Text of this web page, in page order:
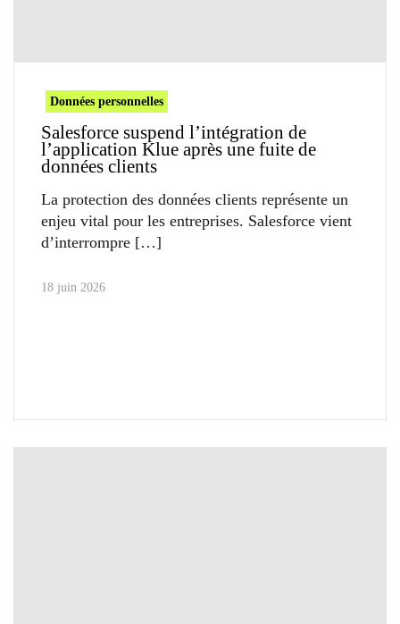
Données personnelles
Salesforce suspend l’intégration de
l’application Klue après une fuite de
données clients
La protection des données clients représente un
enjeu vital pour les entreprises. Salesforce vient
d’interrompre
18 juin 2026